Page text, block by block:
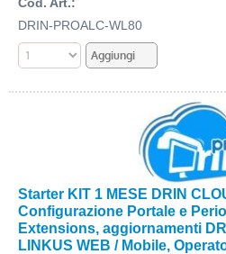
DRIN-PROALC-WL80
Starter KIT 1 MESE DRIN
Configurazione Portale e
Extensions, aggiornamenti
LINKUS WEB / Mobile,